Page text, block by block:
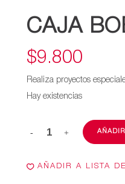
CAJA
$9.800
Realiza proyectos
Hay existencias
Caja
AÑADIR A LISTA